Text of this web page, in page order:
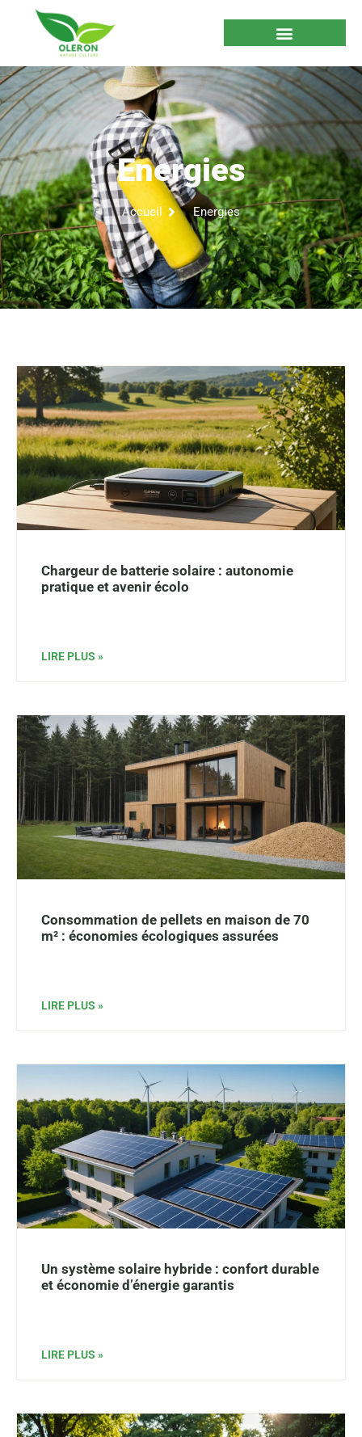
Energies
Accueil Energies
Chargeur de batterie solaire : autonomie
pratique et avenir écolo
LIRE PLUS »
Consommation de pellets en maison de 70
m² : économies écologiques assurées
LIRE PLUS »
Un système solaire hybride : confort durable
et économie d’énergie garantis
LIRE PLUS »